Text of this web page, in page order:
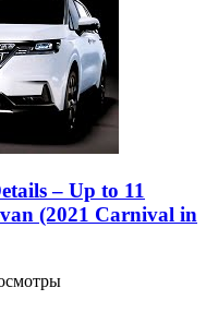
– Up to 11
(2021 Carnival in